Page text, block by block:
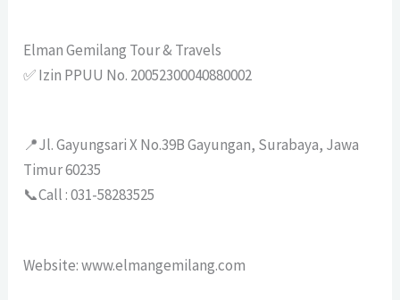
Elman Gemilang Tour & Travels
✅ Izin PPUU No. 20052300040880002
📍Jl. Gayungsari X No.39B Gayungan, Surabaya, Jawa
Timur 60235
📞Call : 031-58283525
Website: www.elmangemilang.com